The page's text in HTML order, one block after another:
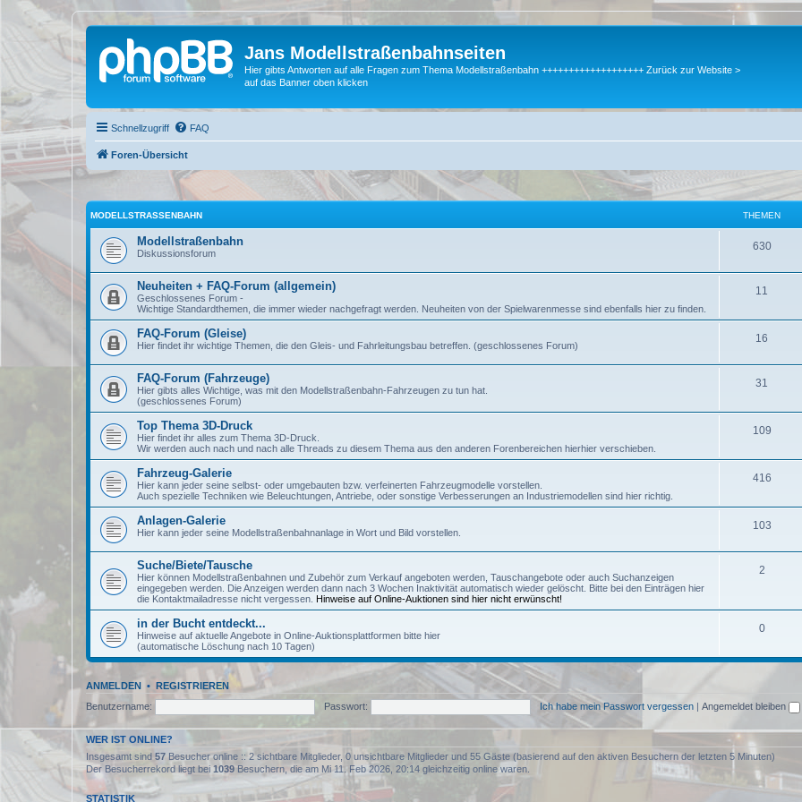
Jans Modellstraßenbahnseiten
Hier gibts Antworten auf alle Fragen zum Thema Modellstraßenbahn +++++++++++++++++++ Zurück zur Website >
auf das Banner oben klicken
Schnellzugriff FAQ
Foren-Übersicht
MODELLSTRASSENBAHN THEMEN
Modellstraßenbahn
Diskussionsforum
630
Neuheiten + FAQ-Forum (allgemein)
Geschlossenes Forum -
Wichtige Standardthemen, die immer wieder nachgefragt werden. Neuheiten von der Spielwarenmesse sind ebenfalls hier zu finden.
11
FAQ-Forum (Gleise)
Hier findet ihr wichtige Themen, die den Gleis- und Fahrleitungsbau betreffen. (geschlossenes Forum)
16
FAQ-Forum (Fahrzeuge)
Hier gibts alles Wichtige, was mit den Modellstraßenbahn-Fahrzeugen zu tun hat.
(geschlossenes Forum)
31
Top Thema 3D-Druck
Hier findet ihr alles zum Thema 3D-Druck.
Wir werden auch nach und nach alle Threads zu diesem Thema aus den anderen Forenbereichen hierhier verschieben.
109
Fahrzeug-Galerie
Hier kann jeder seine selbst- oder umgebauten bzw. verfeinerten Fahrzeugmodelle vorstellen.
Auch spezielle Techniken wie Beleuchtungen, Antriebe, oder sonstige Verbesserungen an Industriemodellen sind hier richtig.
416
Anlagen-Galerie
Hier kann jeder seine Modellstraßenbahnanlage in Wort und Bild vorstellen.
103
Suche/Biete/Tausche
Hier können Modellstraßenbahnen und Zubehör zum Verkauf angeboten werden, Tauschangebote oder auch Suchanzeigen
eingegeben werden. Die Anzeigen werden dann nach 3 Wochen Inaktivität automatisch wieder gelöscht. Bitte bei den Einträgen hier
die Kontaktmailadresse nicht vergessen. Hinweise auf Online-Auktionen sind hier nicht erwünscht!
2
in der Bucht entdeckt...
Hinweise auf aktuelle Angebote in Online-Auktionsplattformen bitte hier
(automatische Löschung nach 10 Tagen)
0
ANMELDEN • REGISTRIEREN
Benutzername:
Passwort: Ich habe mein Passwort vergessen | Angemeldet bleiben
WER IST ONLINE?
Insgesamt sind 57 Besucher online :: 2 sichtbare Mitglieder, 0 unsichtbare Mitglieder und 55 Gäste (basierend auf den aktiven Besuchern der letzten 5 Minuten)
Der Besucherrekord liegt bei1039Besuchern, die am Mi 11. Feb 2026, 20:14 gleichzeitig online waren.
STATISTIK